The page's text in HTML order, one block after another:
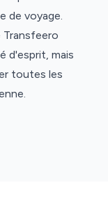
de voyage.
d'esprit, mais
toutes les